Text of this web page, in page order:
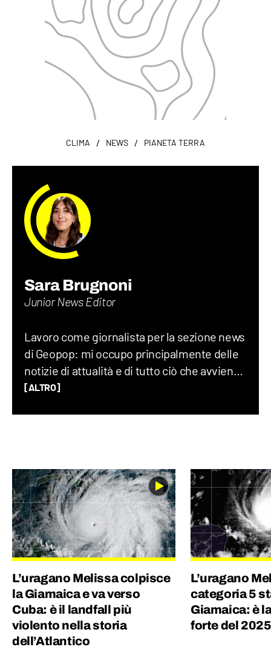
CLIMA / NEWS / PIANETA TERRA
Sara Brugnoni
Junior News Editor
Lavoro come giornalista per la sezione news
di Geopop: mi occupo principalmente delle
notizie di attualità e di tutto ciò che avviene
sul Pianeta Terra, dalla geopolitica allo
gli eventi del mondo siano profondamente
connessi tra di loro.
[ALTRO]
L’uragano Melissa colpisce
la Giamaica e va verso
Cuba: è il landfall più
violento nella storia
dell’Atlantico
L’uragano
categoria 5
Giamaica: è
forte del 2025